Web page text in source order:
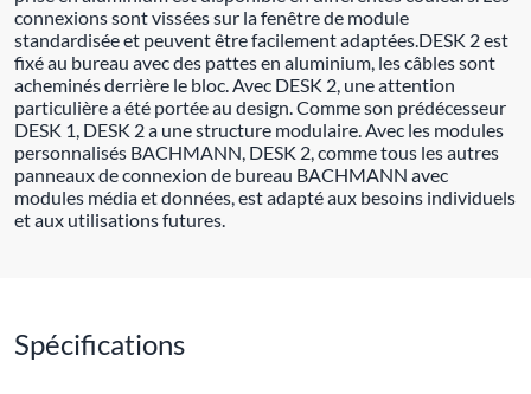
connexions sont vissées sur la fenêtre de module
standardisée et peuvent être facilement adaptées.DESK 2 est
fixé au bureau avec des pattes en aluminium, les câbles sont
acheminés derrière le bloc. Avec DESK 2, une attention
particulière a été portée au design. Comme son prédécesseur
DESK 1, DESK 2 a une structure modulaire. Avec les modules
personnalisés BACHMANN, DESK 2, comme tous les autres
panneaux de connexion de bureau BACHMANN avec
modules média et données, est adapté aux besoins individuels
et aux utilisations futures.
Spécifications